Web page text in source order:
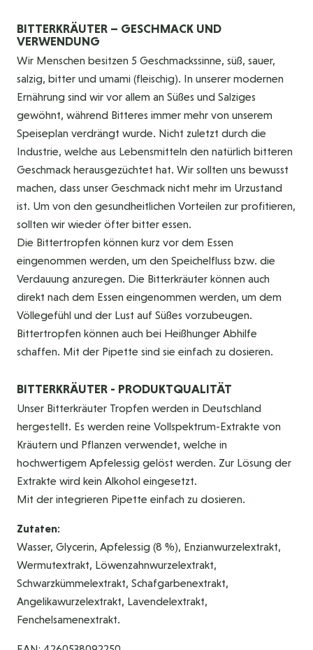
BITTERKRÄUTER – GESCHMACK UND
VERWENDUNG
Wir Menschen besitzen 5 Geschmackssinne, süß, sauer,
salzig, bitter und umami (fleischig). In unserer modernen
Ernährung sind wir vor allem an Süßes und Salziges
gewöhnt, während Bitteres immer mehr von unserem
Speiseplan verdrängt wurde. Nicht zuletzt durch die
Industrie, welche aus Lebensmitteln den natürlich bitteren
Geschmack herausgezüchtet hat. Wir sollten uns bewusst
machen, dass unser Geschmack nicht mehr im Urzustand
ist. Um von den gesundheitlichen Vorteilen zur profitieren,
sollten wir wieder öfter bitter essen.
Die Bittertropfen können kurz vor dem Essen
eingenommen werden, um den Speichelfluss bzw. die
Verdauung anzuregen. Die Bitterkräuter können auch
direkt nach dem Essen eingenommen werden, um dem
Völlegefühl und der Lust auf Süßes vorzubeugen.
Bittertropfen können auch bei Heißhunger Abhilfe
schaffen. Mit der Pipette sind sie einfach zu dosieren.
BITTERKRÄUTER - PRODUKTQUALITÄT
Unser Bitterkräuter Tropfen werden in Deutschland
hergestellt. Es werden reine Vollspektrum-Extrakte von
Kräutern und Pflanzen verwendet, welche in
hochwertigem Apfelessig gelöst werden. Zur Lösung der
Extrakte wird kein Alkohol eingesetzt.
Mit der integrieren Pipette einfach zu dosieren.
Zutaten:
Wasser, Glycerin, Apfelessig (8 %), Enzianwurzelextrakt,
Wermutextrakt, Löwenzahnwurzelextrakt,
Schwarzkümmelextrakt, Schafgarbenextrakt,
Angelikawurzelextrakt, Lavendelextrakt,
Fenchelsamenextrakt.